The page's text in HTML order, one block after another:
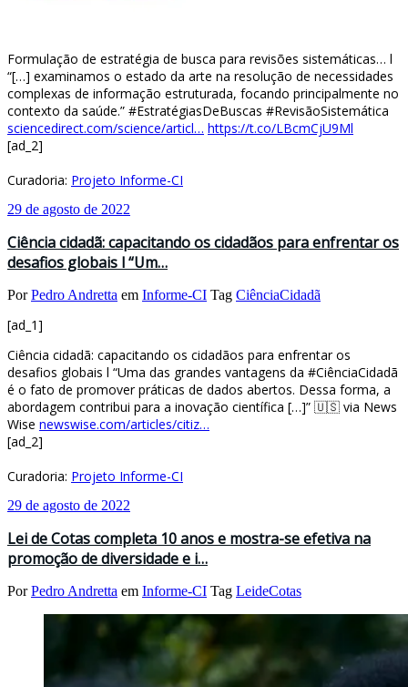
Formulação de estratégia de busca para revisões sistemáticas… l
“[…] examinamos o estado da arte na resolução de necessidades
complexas de informação estruturada, focando principalmente no
contexto da saúde.” #EstratégiasDeBuscas #RevisãoSistemática
sciencedirect.com/science/articl… https://t.co/LBcmCjU9Ml
[ad_2]
Curadoria: Projeto Informe-CI
29 de agosto de 2022
Ciência cidadã: capacitando os cidadãos para enfrentar os
desafios globais l “Um…
PorPedro Andretta em Informe-CI Tag CiênciaCidadã
[ad_1]
Ciência cidadã: capacitando os cidadãos para enfrentar os
desafios globais l “Uma das grandes vantagens da #CiênciaCidadã
é o fato de promover práticas de dados abertos. Dessa forma, a
abordagem contribui para a inovação científica […]” 🇺🇸 via News
Wise newswise.com/articles/citiz…
[ad_2]
Curadoria: Projeto Informe-CI
29 de agosto de 2022
Lei de Cotas completa 10 anos e mostra-se efetiva na
promoção de diversidade e i…
PorPedro Andretta em Informe-CI Tag LeideCotas